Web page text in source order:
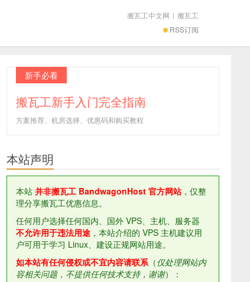
RSS订阅
搬瓦工中文网 | 搬瓦工
新手必看
搬瓦工新手入门完全指南
方案推荐、机房选择、优惠码和购买教程
本站声明
本站 并非搬瓦工 BandwagonHost 官方网站，仅整
理分享搬瓦工优惠信息。
任何用户选择任何国内、国外 VPS、主机、服务器
不允许用于违法用途 ，本站介绍的 VPS 主机建议用
户可用于学习 Linux、建设正规网站用途。
如本站有任何侵权或不宜内容请联系（仅处理网站内
容相关问题，不提供任何技术支持，谢谢）：